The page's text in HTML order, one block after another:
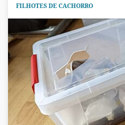
FILHOTES DE CACHORRO